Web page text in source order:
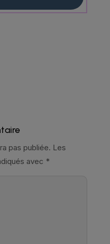
pas publiée. Les
avec *